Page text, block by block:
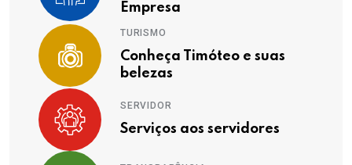
Empresa
TURISMO
Conheça Timóteo e suas
belezas
SERVIDOR
Serviços aos servidores